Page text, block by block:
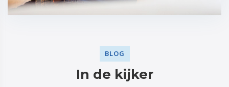
BLOG
In de kijker